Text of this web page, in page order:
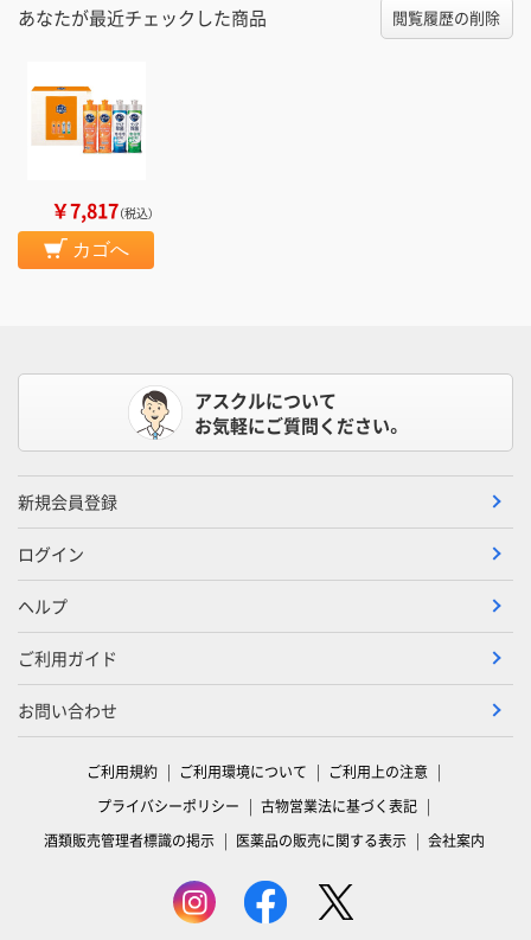
あなたが最近チェックした商品 閲覧履歴の削除
￥7,817（税込）
カゴへ
アスクルについて
お気軽にご質問ください。
新規会員登録
ログイン
ヘルプ
ご利用ガイド
お問い合わせ
ご利用規約 ご利用環境について
ご利用上の注意
プライバシーポリシー
古物営業法に基づく表記
酒類販売管理者標識の掲示
医薬品の販売に関する表示 会社案内